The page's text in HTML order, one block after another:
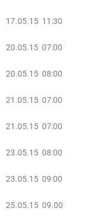
17.05.15 11:30
20.05.15 07:00
20.05.15 08:00
21.05.15 07:00
21.05.15 07:00
23.05.15 08:00
23.05.15 09:00
25.05.15 09.00